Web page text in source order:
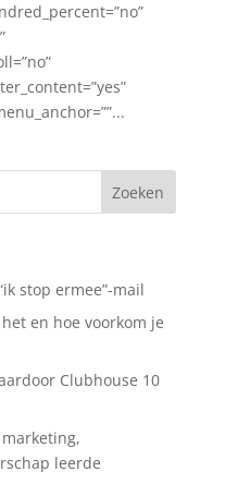
stop ermee”-mail
en hoe voorkom je
Clubhouse 10
leerde